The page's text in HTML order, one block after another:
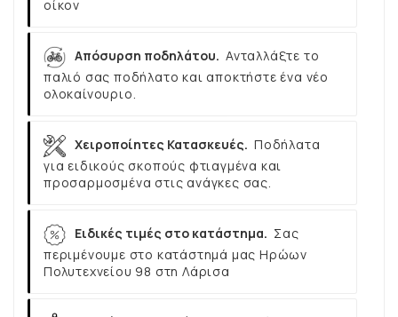
οίκον
Απόσυρση ποδηλάτου. Ανταλλάξτε το
παλιό σας ποδήλατο και αποκτήστε ένα νέο
ολοκαίνουριο.
Χειροποίητες Κατασκευές. Ποδήλατα
για ειδικούς σκοπούς φτιαγμένα και
προσαρμοσμένα στις ανάγκες σας.
Ειδικές τιμές στο κατάστημα. Σας
περιμένουμε στο κατάστημά μας Ηρώων
Πολυτεχνείου 98 στη Λάρισα